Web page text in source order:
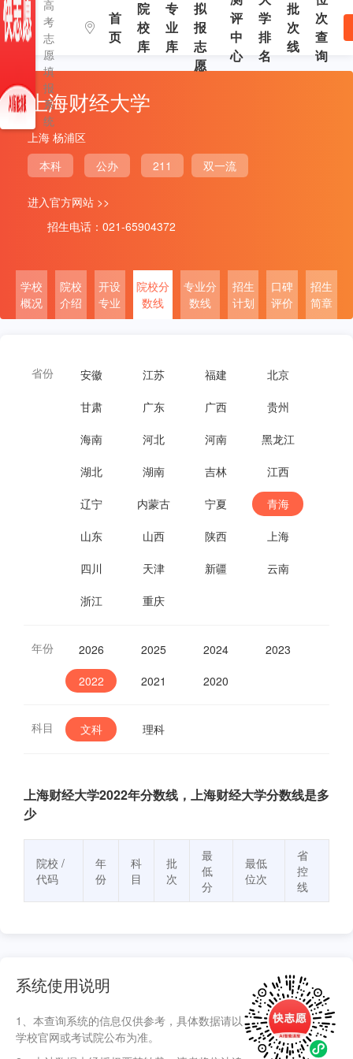
高
考
志
愿
填
报
系
统
首
页
院
校
库
专
业
库
拟
报
志
愿
评
中
心
学
排
名
批
次
线
次
查
询
上海财经大学
上海 杨浦区
本科
公办 211 双一流
进入官方网站 >>
招生电话：021-65904372
学校
概况
院校
介绍
开设
专业
院校分
数线
专业分
数线
招生
计划
口碑
评价
招生
简章
省份 安徽 江苏 福建 北京
甘肃 广东 广西 贵州
海南 河北 河南 黑龙江
湖北 湖南 吉林 江西
辽宁 内蒙古 宁夏 青海
山东 山西 陕西 上海
四川 天津 新疆 云南
浙江 重庆
年份 2026 2025 2024
2023
2022
2021 2020
科目 文科 理科
上海财经大学2022年分数线，上海财经大学分数线是多
少
院校 /
代码
年
份
科
目
批
次
最
低
分
最低
位次
省
控
线
系统使用说明
1、本查询系统的信息仅供参考，具体数据请以
学校官网或考试院公布为准。